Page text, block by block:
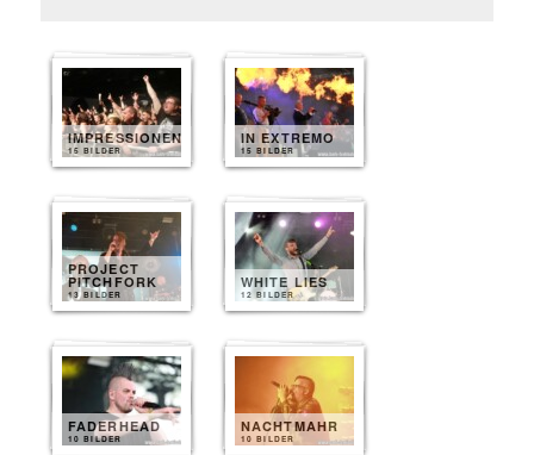
IMPRESSIONEN
15 BILDER
IN EXTREMO
15 BILDER
PROJECT
PITCHFORK
13 BILDER
WHITE LIES
12 BILDER
FADERHEAD
10 BILDER
NACHTMAHR
10 BILDER